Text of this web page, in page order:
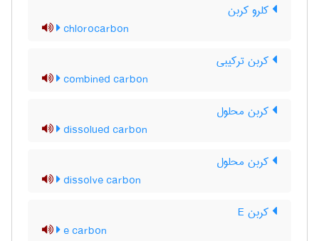
کلرو کربن
chlorocarbon
کربن ترکیبی
combined carbon
کربن محلول
dissolued carbon
کربن محلول
dissolve carbon
کربن E
e carbon